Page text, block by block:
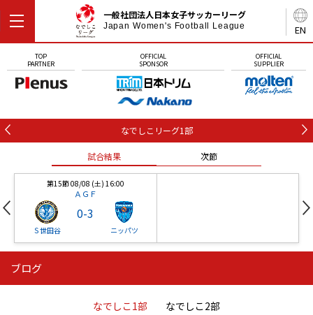
EN
一般社団法人日本女子サッカーリーグ
Japan Women's Football League
TOP
PARTNER
OFFICIAL
SPONSOR
OFFICIAL
SUPPLIER
なでしこリーグ1部
試合結果 次節
第15節 08/08 (土) 16:00
ＡＧＦ
Ｓ世田谷
0-3
ニッパツ
ニッパツ 石人の星
ブログ
なでしこ1部 なでしこ2部